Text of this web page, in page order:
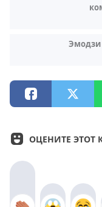
Эмодзи
ОЦЕНИТЕ